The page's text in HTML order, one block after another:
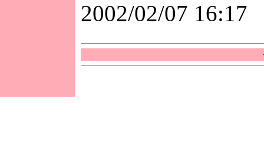
2002/02/07 16:17